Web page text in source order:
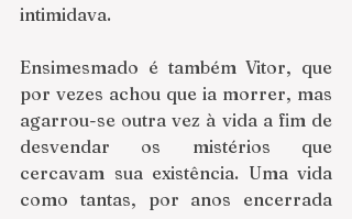
intimidava.
Ensimesmado é também Vitor, que
por vezes achou que ia morrer, mas
agarrou-se outra vez à vida a fim de
desvendar os mistérios que
cercavam sua existência. Uma vida
como tantas, por anos encerrada